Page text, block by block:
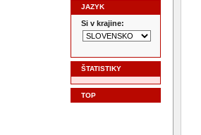
JAZYK
Si v krajine:
ŠTATISTIKY
TOP